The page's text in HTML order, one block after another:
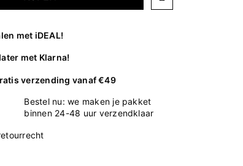
met iDEAL!
met Klarna!
verzending vanaf €49
Bestel nu: we maken je pakket
binnen 24-48 uur verzendklaar